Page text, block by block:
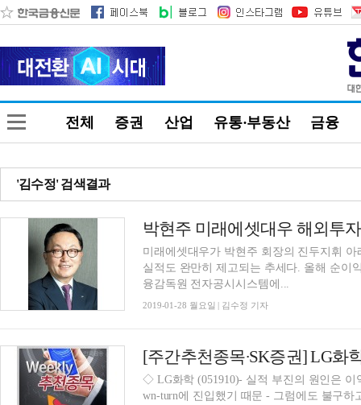
전체 증권 산업 유통·부동산 금융
'김수정' 검색결과
박현주 미래에셋대우 해외투
미래에셋대우가 박현주 회장의 진두지휘
실적도 완만히 제고되는 추세다. 올해 순이익
융감독원 전자공시시스템에...
2019-01-28 월요일 | 김수정 기자
[주간추천종목∙SK증권] LG화
◇ LG화학 (051910)- 실적 부진의 원인은
wn-turn에 진입했기 때문 - 그럼에도 불구